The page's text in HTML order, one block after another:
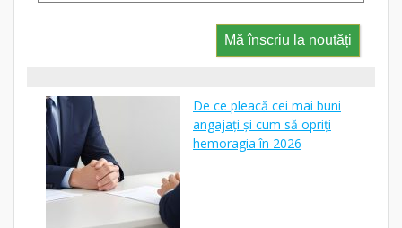
Mă înscriu la noutăți
De ce pleacă cei mai buni
angajați și cum să opriți
hemoragia în 2026